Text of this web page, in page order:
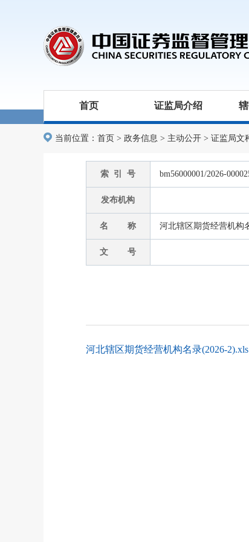
首页 证监局介绍
当前位置： 首页 > 政务信息 > 主动公开 > 证监局文
索 引 号 bm56000001/2026-
发布机构
名 称 河北辖区期货经营机构
文 号
河北辖区期货经营机构名录(2026-2).xls